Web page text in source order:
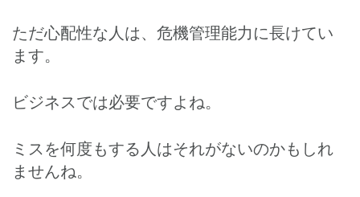
ただ心配性な人は、危機管理能力に長けてい
ます。
ビジネスでは必要ですよね。
ミスを何度もする人はそれがないのかもしれ
ませんね。